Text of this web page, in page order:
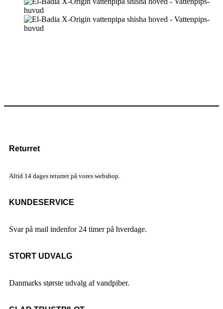
Returret
Altid 14 dages returret på vores webshop.
KUNDESERVICE
Svar på mail indenfor 24 timer på hverdage.
STORT UDVALG
Danmarks største udvalg af vandpiber.